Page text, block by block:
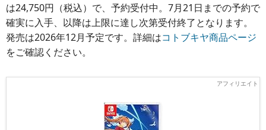
は24,750円（税込）で、予約受付中。7月21日までの予約で
確実に入手、以降は上限に達し次第受付終了となります。
発売は2026年12月予定です。詳細はコトブキヤ商品ページ
をご確認ください。